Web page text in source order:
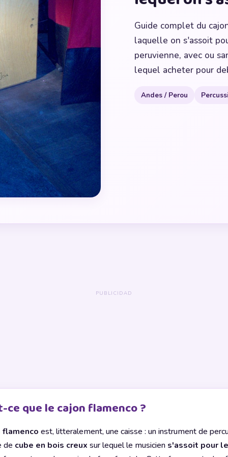
Guide complet du
laquelle on s'assoit
peruvienne, avec ou
lequel acheter pour
Andes / Perou
ce que le cajon flamenco ?
flamenco est, litteralement, une caisse : un instrument de
de cube en bois creux sur lequel le musicien s'assoit pour le